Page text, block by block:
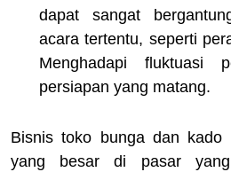
dapat sangat
acara tertentu, seperti
Menghadapi fluktuasi
persiapan yang matang.
Bisnis toko bunga dan kado
yang besar di pasar yang